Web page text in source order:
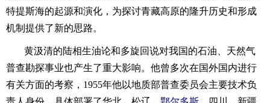
特提斯海的起源和演化，为探讨青藏高原的隆升历史和形成
机制提供了新的思路。
黄汲清的陆相生油论和多旋回说对我国的石油、天然气
普查勘探事业也产生了重大影响。他曾多次在国外国内进行
有关方面的考察，1955年他以地质部普查委员会主要技术负